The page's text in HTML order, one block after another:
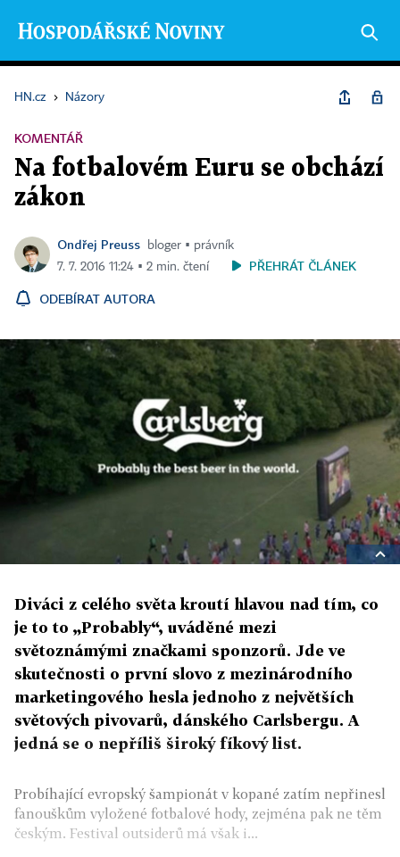
HN.cz › Názory
KOMENTÁŘ
Na fotbalovém Euru se obchází
zákon
Ondřej Preuss
bloger ▪ právník
7. 7. 2016 11:24 ▪ 2 min. čtení
PŘEHRÁT ČLÁNEK
ODEBÍRAT AUTORA
Diváci z celého světa kroutí hlavou nad tím, co
je to to „Probably“, uváděné mezi
světoznámými značkami sponzorů. Jde ve
skutečnosti o první slovo z mezinárodního
marketingového hesla jednoho z největších
světových pivovarů, dánského Carlsbergu. A
jedná se o nepříliš široký fíkový list.
Probíhající evropský šampionát v kopané zatím nepřinesl
fanouškům vyložené fotbalové hody, zejména pak ne těm
českým. Festival outsiderů má však i...